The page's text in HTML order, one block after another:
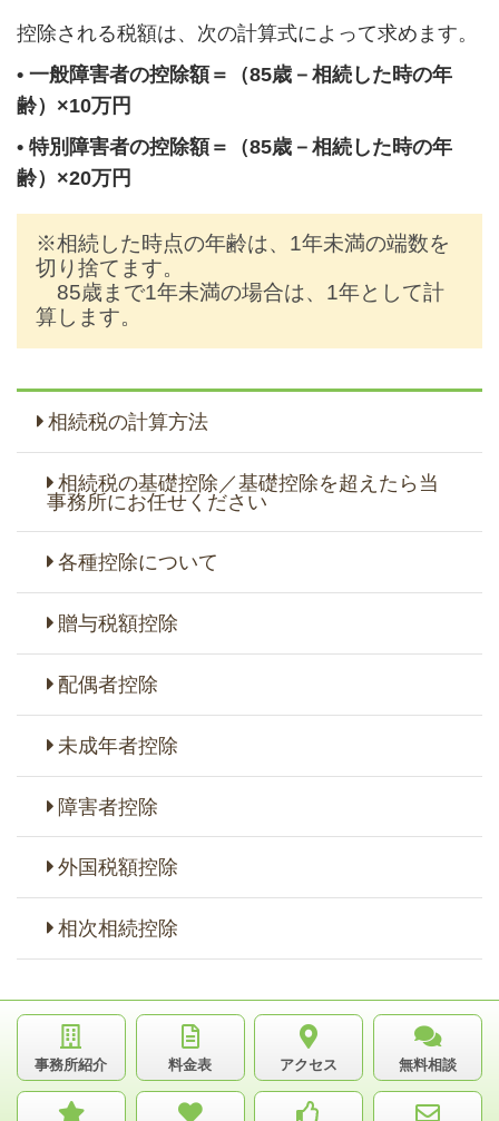
控除される税額は、次の計算式によって求めます。
• 一般障害者の控除額＝（85歳－相続した時の年
齢）×10万円
• 特別障害者の控除額＝（85歳－相続した時の年
齢）×20万円
※相続した時点の年齢は、1年未満の端数を
切り捨てます。
85歳まで1年未満の場合は、1年として計
算します。
相続税の計算方法
相続税の基礎控除／基礎控除を超えたら当
事務所にお任せください
各種控除について
贈与税額控除
配偶者控除
未成年者控除
障害者控除
外国税額控除
相次相続控除
事務所紹介 料金表 アクセス 無料相談